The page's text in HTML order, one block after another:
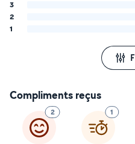
3
2
1
Compliments reçus
2 1